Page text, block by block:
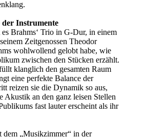
der Instrumente
Brahms‘ Trio in G-Dur, in einem
Zeitgenossen Theodor
wohlwollend gelobt habe, wie
zwischen den Stücken erzählt.
klanglich den gesamten Raum
eine perfekte Balance der
reizen sie die Dynamik so aus,
Akustik an den ganz leisen Stellen
fast lauter erscheint als ihr
dem „Musikzimmer“ in der